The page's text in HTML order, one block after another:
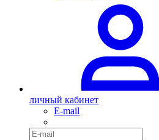
личный кабинет
E-mail